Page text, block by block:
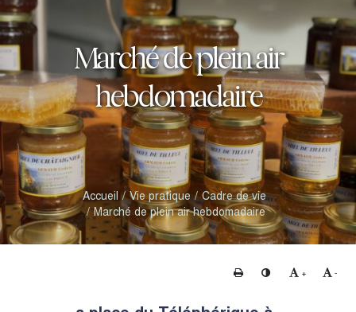
Marché de plein air
hebdomadaire
Accueil Vie pratique
Cadre de vie
Marché de plein air hebdomadaire
Imprimer Changer le contraste
+ Agrandir le
-